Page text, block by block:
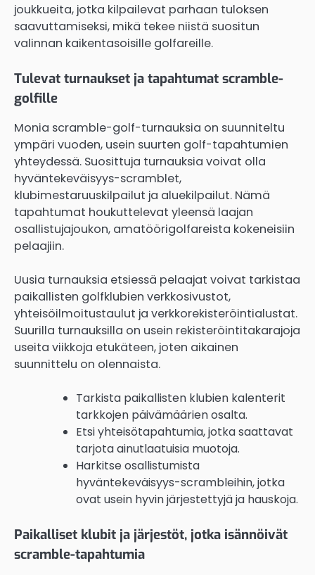
joukkueita, jotka kilpailevat parhaan tuloksen
saavuttamiseksi, mikä tekee niistä suositun
valinnan kaikentasoisille golfareille.
Tulevat turnaukset ja tapahtumat scramble-
golfille
Monia scramble-golf-turnauksia on suunniteltu
ympäri vuoden, usein suurten golf-tapahtumien
yhteydessä. Suosittuja turnauksia voivat olla
hyväntekeväisyys-scramblet,
klubimestaruuskilpailut ja aluekilpailut. Nämä
tapahtumat houkuttelevat yleensä laajan
osallistujajoukon, amatöörigolfareista kokeneisiin
pelaajiin.
Uusia turnauksia etsiessä pelaajat voivat tarkistaa
paikallisten golfklubien verkkosivustot,
yhteisöilmoitustaulut ja verkkorekisteröintialustat.
Suurilla turnauksilla on usein rekisteröintitakarajoja
useita viikkoja etukäteen, joten aikainen
suunnittelu on olennaista.
Tarkista paikallisten klubien kalenterit
tarkkojen päivämäärien osalta.
Etsi yhteisötapahtumia, jotka saattavat
tarjota ainutlaatuisia muotoja.
Harkitse osallistumista
hyväntekeväisyys-scrambleihin, jotka
ovat usein hyvin järjestettyjä ja hauskoja.
Paikalliset klubit ja järjestöt, jotka isännöivät
scramble-tapahtumia